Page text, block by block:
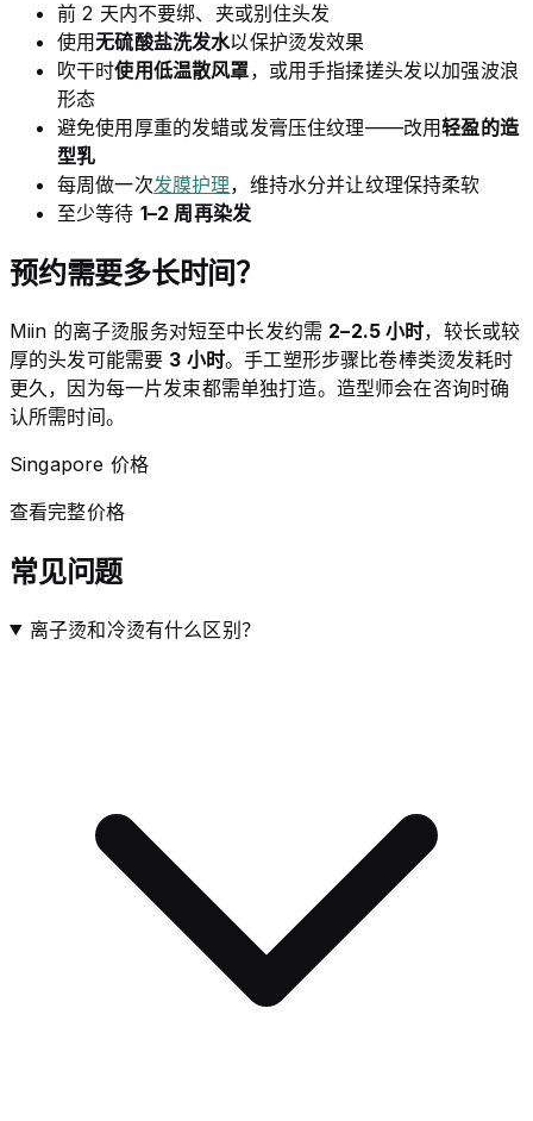
前 2 天内不要绑、夹或别住头发
使用无硫酸盐洗发水以保护烫发效果
吹干时使用低温散风罩，或用手指揉搓头发以加强波浪
形态
避免使用厚重的发蜡或发膏压住纹理——改用轻盈的造
型乳
每周做一次发膜护理，维持水分并让纹理保持柔软
至少等待 1–2 周再染发
预约需要多长时间？
Miin 的离子烫服务对短至中长发约需 2–2.5 小时，较长或较
厚的头发可能需要 3 小时。手工塑形步骤比卷棒类烫发耗时
更久，因为每一片发束都需单独打造。造型师会在咨询时确
认所需时间。
Singapore 价格
查看完整价格
常见问题
离子烫和冷烫有什么区别？